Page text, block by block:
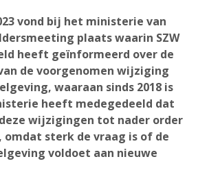
vond bij het ministerie van
plaats waarin SZW
heeft geïnformeerd over de
de voorgenomen wijziging
waaraan sinds 2018 is
heeft medegedeeld dat
wijzigingen tot nader order
sterk de vraag is of de
voldoet aan nieuwe